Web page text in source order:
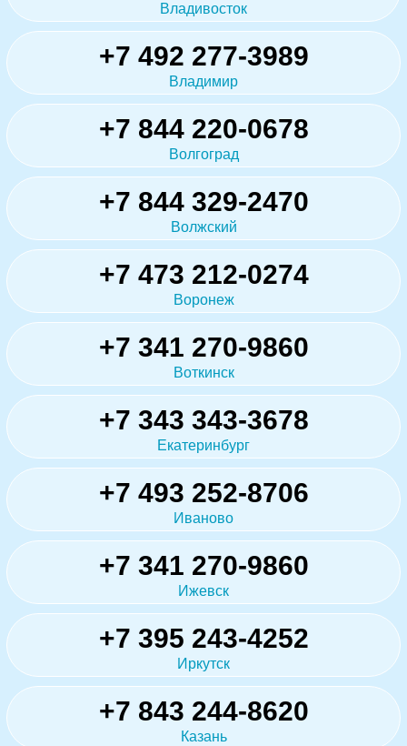
Владивосток
+7 492 277-3989
Владимир
+7 844 220-0678
Волгоград
+7 844 329-2470
Волжский
+7 473 212-0274
Воронеж
+7 341 270-9860
Воткинск
+7 343 343-3678
Екатеринбург
+7 493 252-8706
Иваново
+7 341 270-9860
Ижевск
+7 395 243-4252
Иркутск
+7 843 244-8620
Казань